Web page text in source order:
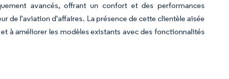
avancés, offrant un confort et des performances
de l'aviation d'affaires. La présence de cette clientèle aisée
à améliorer les modèles existants avec des fonctionnalités